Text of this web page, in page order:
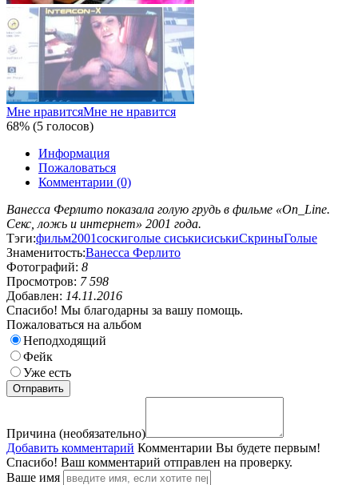
Мне нравитсяМне не нравится
68% (5 голосов)
Информация
Пожаловаться
Комментарии (0)
Ванесса Ферлито показала голую грудь в фильме «On_Line.
Секс, ложь и интернет» 2001 года.
Тэги:фильм2001соскиголые сиськисиськиСкриныГолые
Знаменитость:Ванесса Ферлито
Фотографий: 8
Просмотров: 7 598
Добавлен: 14.11.2016
Спасибо! Мы благодарны за вашу помощь.
Пожаловаться на альбом
Неподходящий
Фейк
Уже есть
Причина (необязательно)
Добавить комментарий Комментарии Вы будете первым!
Спасибо! Ваш комментарий отправлен на проверку.
Ваше имя